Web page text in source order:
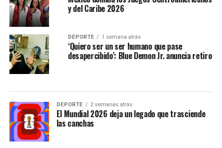
y del Caribe 2026
DEPORTE 1 semana atrás
‘Quiero ser un ser humano que pase
desapercibido’: Blue Demon Jr. anuncia retiro
DEPORTE 2 semanas atrás
El Mundial 2026 deja un legado que trasciende
las canchas